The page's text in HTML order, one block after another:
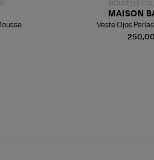
NOUVELLE
MAISON
Veste Ojos